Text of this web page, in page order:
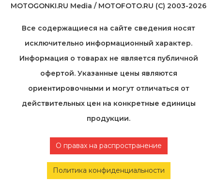
MOTOGONKI.RU Media / MOTOFOTO.RU (C) 2003-2026
Все содержащиеся на cайте сведения носят
исключительно информационный характер.
Информация о товарах не является публичной
офертой. Указанные цены являются
ориентировочными и могут отличаться от
действительных цен на конкретные единицы
продукции.
О правах на распространение
Политика конфиденциальности